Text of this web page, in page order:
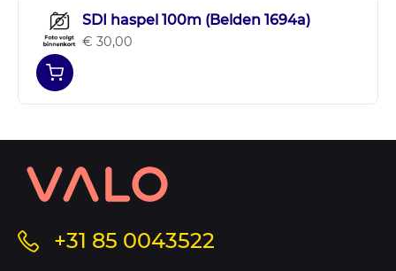
SDI haspel 100m (Belden 1694a)
€ 30,00
Contact
informatie
sitemap+31 85 0043522